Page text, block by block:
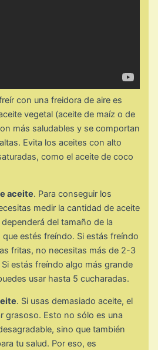
con una freidora de aire es
vegetal (aceite de maíz o de
más saludables y se comportan
Evita los aceites con alto
como el aceite de coco
aceite. Para conseguir los
medir la cantidad de aceite
del tamaño de la
estés freíndo. Si estás freíndo
fritas, no necesitas más de 2-3
estás freíndo algo más grande
usar hasta 5 cucharadas.
. Si usas demasiado aceite, el
grasoso. Esto no sólo es una
sino que también
tu salud. Por eso, es